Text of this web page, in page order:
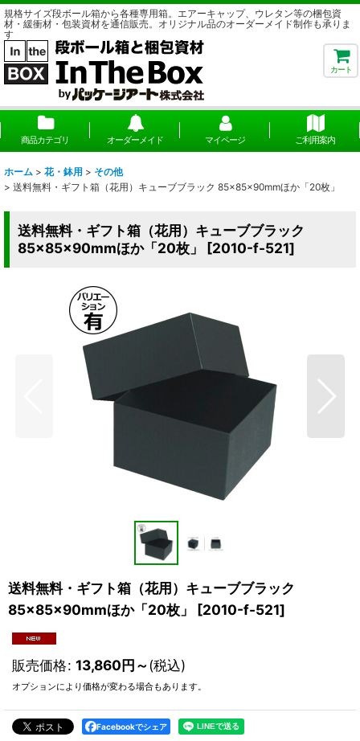
規格サイズ段ボール箱から各種専用箱。エアーキャップ、ウレタン等の梱包資
材・緩衝材・包装資材を通信販売。オリジナル品のオーダーメイド制作も承りま
す
カート
商品カテゴリ オーダーメイド マイページ ご利用案内
ホーム > 花・鉢用 > その他
> 送料無料・ギフト箱（花用）キューブブラック 85×85×90mmほか「20枚」
送料無料・ギフト箱（花用）キューブブラック
85×85×90mmほか「20枚」
[2010-f-521]
送料無料・ギフト箱（花用）キューブブラック
85×85×90mmほか「20枚」
[2010-f-521]
販売価格: 13,860円～(税込)
オプションにより価格が変わる場合もあります。
Facebookでシェア